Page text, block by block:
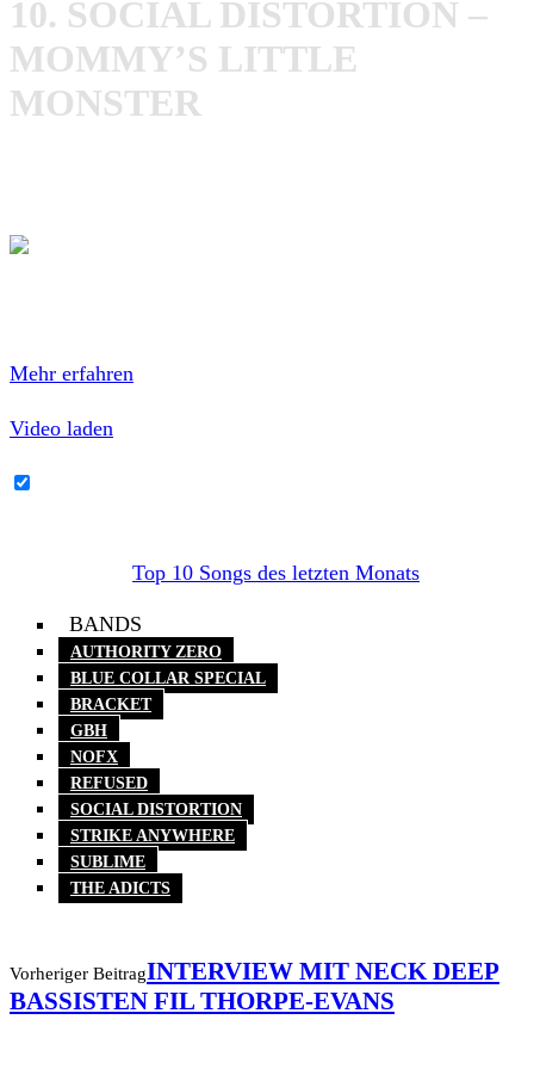
10. SOCIAL DISTORTION –
MOMMY’S LITTLE
MONSTER
Mehr erfahren
Video laden
Top 10 Songs des letzten Monats
BANDS
AUTHORITY ZERO
BLUE COLLAR SPECIAL
BRACKET
GBH
NOFX
REFUSED
SOCIAL DISTORTION
STRIKE ANYWHERE
SUBLIME
THE ADICTS
Vorheriger BeitragINTERVIEW MIT NECK DEEP
BASSISTEN FIL THORPE-EVANS